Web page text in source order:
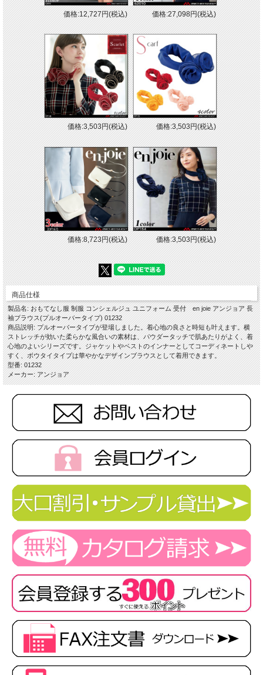
■特徴
・ホームクリーニング
・生地厚：中
・ストレッチ
※取り寄せ商品、在庫有無、納期後日連絡
価格:12,727円(税込) 価格:27,098円(税込)
価格:3,503円(税込) 価格:3,503円(税込)
価格:8,723円(税込) 価格:3,503円(税込)
商品仕様
製品名: おもてなし服 制服 コンシェルジュ ユニフォーム 受付 en joie アンジョア 長
袖ブラウス(プルオーバータイプ) 01232
商品説明: プルオーバータイプが登場しました。着心地の良さと時短も叶えます。横
ストレッチが効いた柔らかな風合いの素材は、パウダータッチで肌あたりがよく、着
心地のよいシリーズです。ジャケットやベストのインナーとしてコーディネートしや
すく、ボウタイタイプは華やかなデザインブラウスとして着用できます。
型番: 01232
メーカー: アンジョア